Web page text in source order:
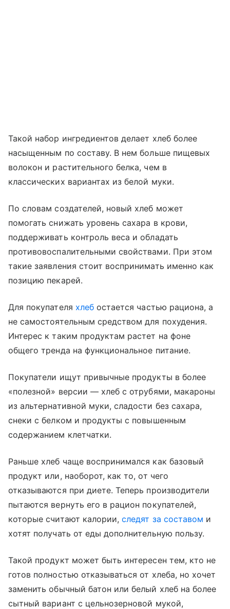
Такой набор ингредиентов делает хлеб более
насыщенным по составу. В нем больше пищевых
волокон и растительного белка, чем в
классических вариантах из белой муки.
По словам создателей, новый хлеб может
помогать снижать уровень сахара в крови,
поддерживать контроль веса и обладать
противовоспалительными свойствами. При этом
такие заявления стоит воспринимать именно как
позицию пекарей.
Для покупателя хлебостается частью рациона, а
не самостоятельным средством для похудения.
Интерес к таким продуктам растет на фоне
общего тренда на функциональное питание.
Покупатели ищут привычные продукты в более
«полезной» версии — хлеб с отрубями, макароны
из альтернативной муки, сладости без сахара,
снеки с белком и продукты с повышенным
содержанием клетчатки.
Раньше хлеб чаще воспринимался как базовый
продукт или, наоборот, как то, от чего
отказываются при диете. Теперь производители
пытаются вернуть его в рацион покупателей,
которые считают калории,следят за составом и
хотят получать от еды дополнительную пользу.
Такой продукт может быть интересен тем, кто не
готов полностью отказываться от хлеба, но хочет
заменить обычный батон или белый хлеб на более
сытный вариант с цельнозерновой мукой,